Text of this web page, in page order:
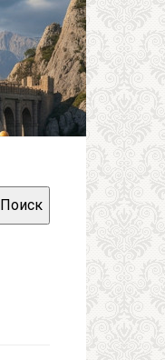
Поиск